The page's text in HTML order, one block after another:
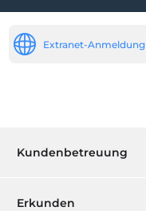
Andere
Extranet-Anmeldung
Kundenbetreuung
Buchung verwalten
Erkunden